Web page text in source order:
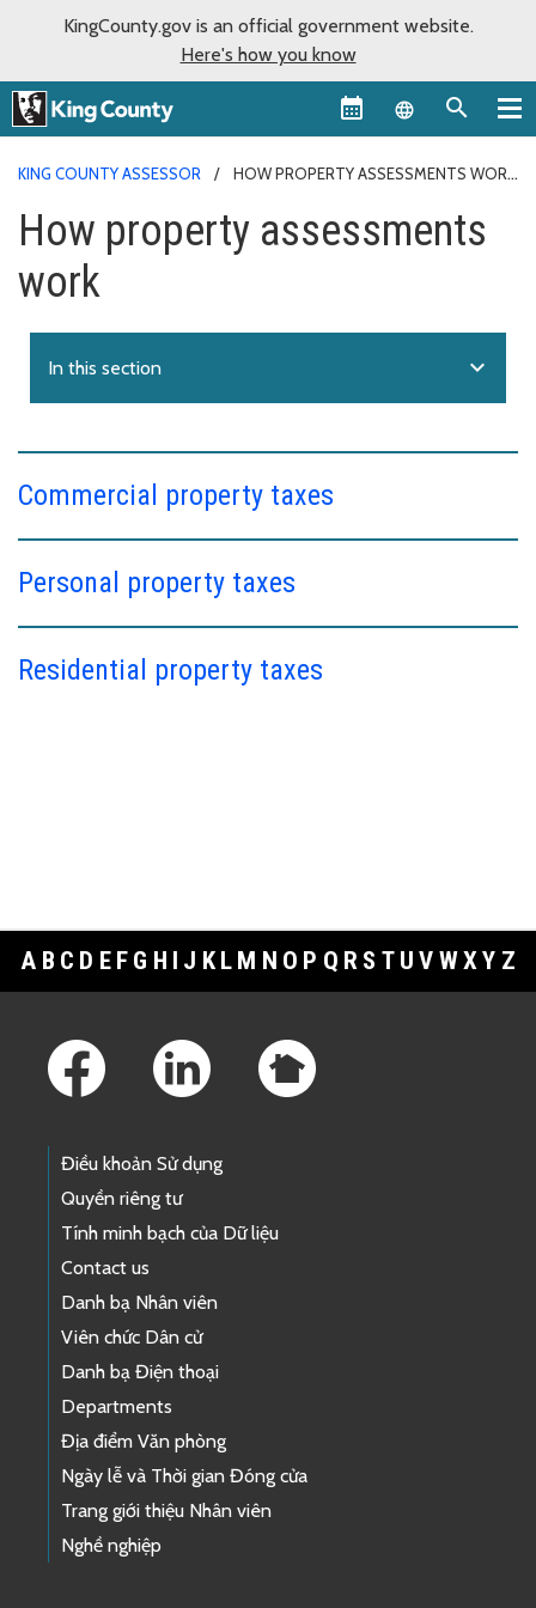
KingCounty.gov is an official government website.
Here's how you know
Language
KING COUNTY ASSESSOR HOW PROPERTY ASSESSMENTS WORK
How property assessments
work
In this section expand_more
Commercial property taxes
Personal property taxes
Residential property taxes
A B C D E F G H I J K L M N O P Q R S T U V WXY Z
Điều khoản Sử dụng
Quyền riêng tư
Tính minh bạch của Dữ liệu
Contact us
Danh bạ Nhân viên
Viên chức Dân cử
Danh bạ Điện thoại
Departments
Địa điểm Văn phòng
Ngày lễ và Thời gian Đóng cửa
Trang giới thiệu Nhân viên
Nghề nghiệp